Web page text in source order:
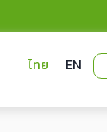
ไทย EN